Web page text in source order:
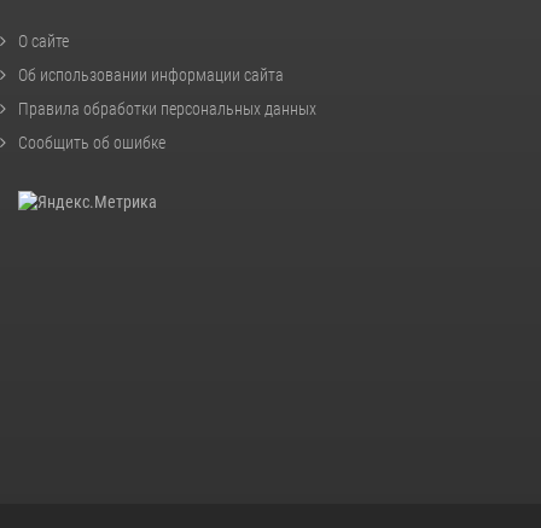
О сайте
Об использовании информации сайта
Правила обработки персональных данных
Сообщить об ошибке